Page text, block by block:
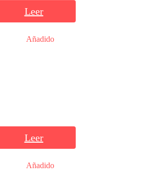
Leer
Añadido
Leer
Añadido